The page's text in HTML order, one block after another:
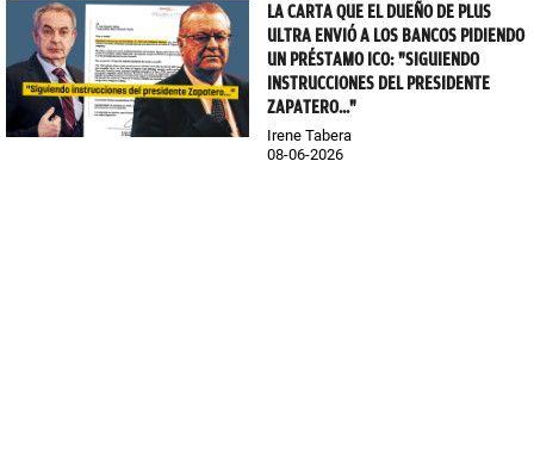
LA CARTA QUE EL DUEÑO DE PLUS
ULTRA ENVIÓ A LOS BANCOS PIDIENDO
UN PRÉSTAMO ICO: "SIGUIENDO
INSTRUCCIONES DEL PRESIDENTE
ZAPATERO..."
Irene Tabera
08-06-2026